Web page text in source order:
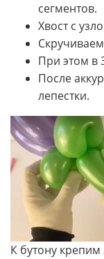
сегментов.
Хвост с
Скручиваем
При этом в
После
лепестки.
К бутону